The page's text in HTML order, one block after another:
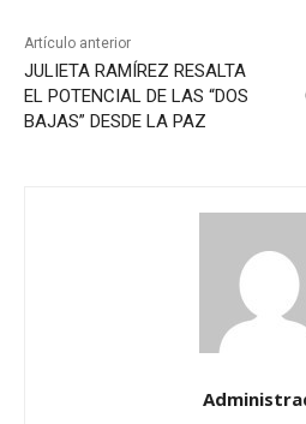
Artículo anterior
JULIETA RAMÍREZ RESALTA
EL POTENCIAL DE LAS “DOS
BAJAS” DESDE LA PAZ